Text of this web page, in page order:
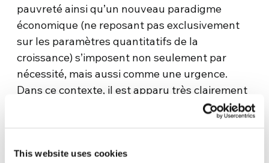
This website uses cookies
pauvreté ainsi qu’un nouveau paradigme
économique (ne reposant pas exclusivement
sur les paramètres quantitatifs de la
croissance) s’imposent non seulement par
nécessité, mais aussi comme une urgence.
Dans ce contexte, il est apparu très clairement
que le jeu et le sport constituent une force
irremplaçable avec un potentiel énorme en
d’une culture de partage des ressources,